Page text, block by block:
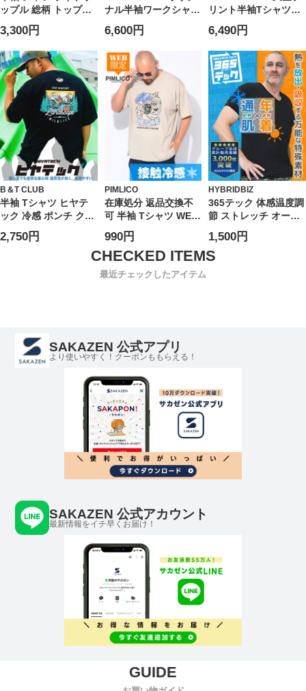
ップル 総柄 トップス
柄シャツ ポケット 春
夏 大きいサイズ メン
ズ
3,300円
ナル半袖ワークシャツ
(1277-6251)
6,600円
リント半袖Tシャツ
(1278-6505)
6,490円
B＆T CLUB
半袖 Tシャツ ヒヤテ
ック 冷感 ポンチ クル
ーネック
MOUNTAINS トップ
ス プリント 刺繍 涼し
2,750円
PIMLICO
在庫処分 返品交換不
可 半袖 Tシャツ WEB
限定 ポンチ ダイスプ
リント クルーネック
トップス ゆったり 春
夏 大きいサイズ メン
ズ
990円
HYBRIDBIZ
365テック 体感温度調
節 ストレッチ オール
シーズン対応 半袖 V
ネック アンダーTシャ
ツ HYBRIDBIZ ハイブ
1,500円
最近チェックしたアイテム
SAKAZEN 公式アプリ
より使いやすく！クーポンももらえる！
SAKAZEN 公式アカウント
最新情報をイチ早くお届け！